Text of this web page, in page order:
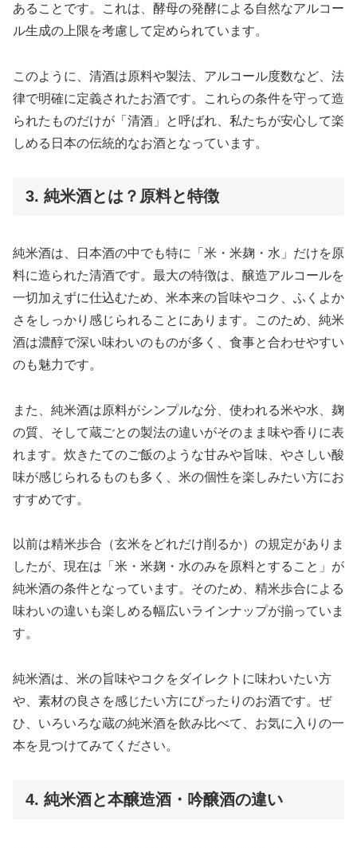
あることです。これは、酵母の発酵による自然なアルコー
ル生成の上限を考慮して定められています。
このように、清酒は原料や製法、アルコール度数など、法
律で明確に定義されたお酒です。これらの条件を守って造
られたものだけが「清酒」と呼ばれ、私たちが安心して楽
しめる日本の伝統的なお酒となっています。
3. 純米酒とは？原料と特徴
純米酒は、日本酒の中でも特に「米・米麹・水」だけを原
料に造られた清酒です。最大の特徴は、醸造アルコールを
一切加えずに仕込むため、米本来の旨味やコク、ふくよか
さをしっかり感じられることにあります。このため、純米
酒は濃醇で深い味わいのものが多く、食事と合わせやすい
のも魅力です。
また、純米酒は原料がシンプルな分、使われる米や水、麹
の質、そして蔵ごとの製法の違いがそのまま味や香りに表
れます。炊きたてのご飯のような甘みや旨味、やさしい酸
味が感じられるものも多く、米の個性を楽しみたい方にお
すすめです。
以前は精米歩合（玄米をどれだけ削るか）の規定がありま
したが、現在は「米・米麹・水のみを原料とすること」が
純米酒の条件となっています。そのため、精米歩合による
味わいの違いも楽しめる幅広いラインナップが揃っていま
す。
純米酒は、米の旨味やコクをダイレクトに味わいたい方
や、素材の良さを感じたい方にぴったりのお酒です。ぜ
ひ、いろいろな蔵の純米酒を飲み比べて、お気に入りの一
本を見つけてみてください。
4. 純米酒と本醸造酒・吟醸酒の違い